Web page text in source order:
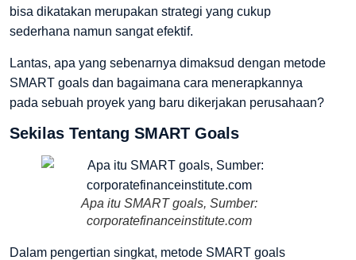
bisa dikatakan merupakan strategi yang cukup
sederhana namun sangat efektif.
Lantas, apa yang sebenarnya dimaksud dengan metode
SMART goals dan bagaimana cara menerapkannya
pada sebuah proyek yang baru dikerjakan perusahaan?
Sekilas Tentang SMART Goals
Apa itu SMART goals, Sumber:
corporatefinanceinstitute.com
Dalam pengertian singkat, metode SMART goals